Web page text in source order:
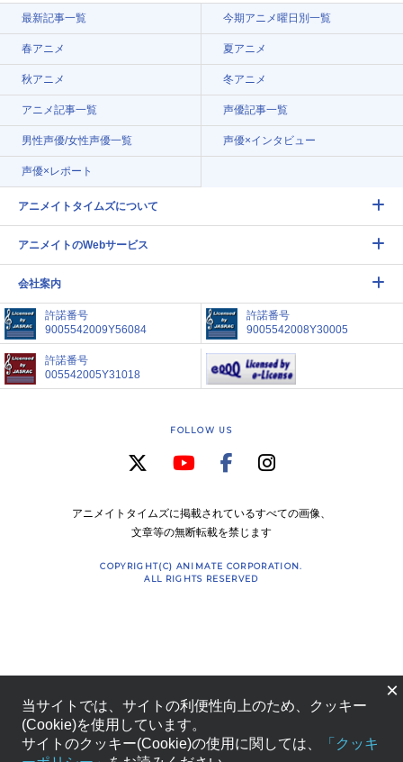
最新記事一覧 今期アニメ曜日別一覧
春アニメ 夏アニメ
秋アニメ 冬アニメ
アニメ記事一覧 声優記事一覧
男性声優/女性声優一覧 声優×インタビュー
声優×レポート
アニメイトタイムズについて
アニメイトのWebサービス
会社案内
許諾番号
9005542009Y56084
許諾番号
9005542008Y30005
許諾番号
005542005Y31018
FOLLOW US
アニメイトタイムズに掲載されているすべての画像、
文章等の無断転載を禁じます
COPYRIGHT(C) ANIMATE CORPORATION.
ALL RIGHTS RESERVED
×
当サイトでは、サイトの利便性向上のため、クッキー
(Cookie)を使用しています。
サイトのクッキー(Cookie)の使用に関しては、
「クッキ